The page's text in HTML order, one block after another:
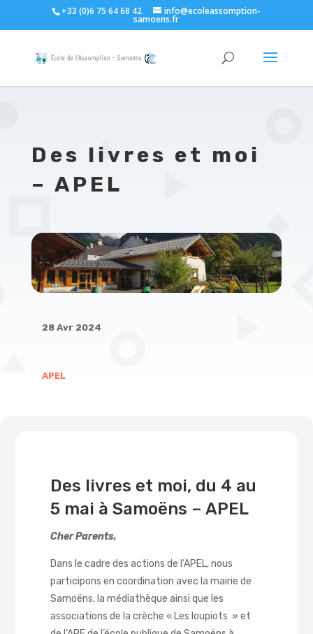
+33 (0)6 75 64 68 42 info@ecoleassomption-
samoens.fr
Des livres et moi
– APEL
28 Avr 2024
APEL
Des livres et moi, du 4 au
5 mai à Samoëns – APEL
Cher Parents,
Dans le cadre des actions de l’APEL, nous
participons en coordination avec la mairie de
Samoëns, la médiathèque ainsi que les
associations de la crèche « Les loupiots » et